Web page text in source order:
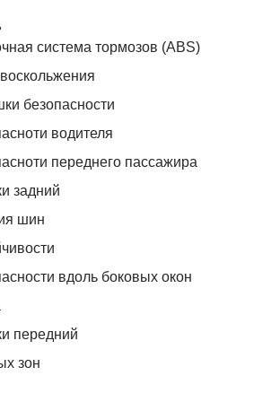
система тормозов (ABS)
безопасности
водителя
переднего пассажира
задний
шин
вдоль боковых окон
передний
зон